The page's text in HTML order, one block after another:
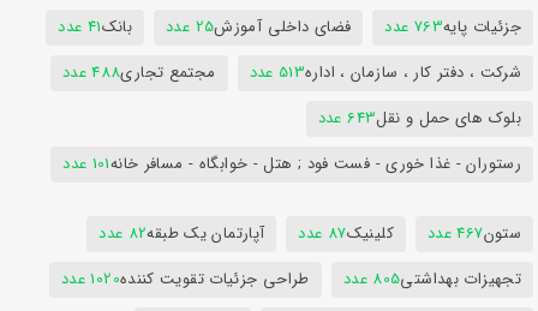
جزئیات پایه763 عدد فضای داخلی آموزش25 عدد بانک41 عدد
شرکت ، دفتر کار ، سازمان ، اداره513 عدد مجتمع تجاری488 عدد
بلوک های حمل و نقل643 عدد
رستوران - غذا خوری - فست فود ; هتل - خوابگاه - مسافر خانه101 عدد
ستون467 عدد کلینیک87 عدد آپارتمان یک طبقه82 عدد
تجهیزات بهداشتی805 عدد طراحی جزئیات تقویت کننده1020 عدد